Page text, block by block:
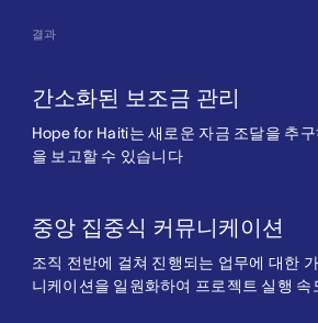
결과
간소화된 보조금 관리
Hope for Haiti는 새로운 자금 조달을 추
을 보고할 수 있습니다
중앙 집중식 커뮤니케이션
조직 전반에 걸쳐 진행되는 업무에 대한
니케이션을 일원화하여 프로젝트 실행 속